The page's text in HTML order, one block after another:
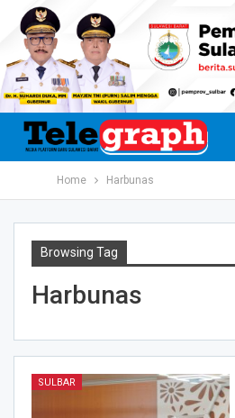
Home Harbunas
Browsing Tag
Harbunas
SULBAR